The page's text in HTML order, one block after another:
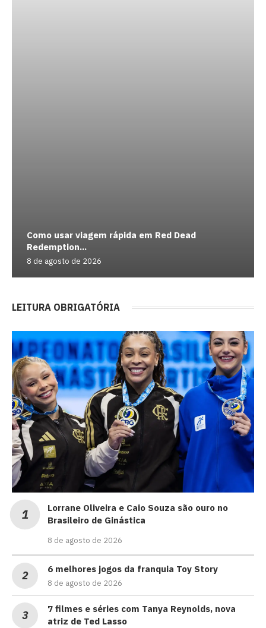
Como usar viagem rápida em Red Dead
Redemption...
8 de agosto de 2026
LEITURA OBRIGATÓRIA
Lorrane Oliveira e Caio Souza são ouro no
Brasileiro de Ginástica
8 de agosto de 2026
6 melhores jogos da franquia Toy Story
8 de agosto de 2026
7 filmes e séries com Tanya Reynolds, nova
atriz de Ted Lasso